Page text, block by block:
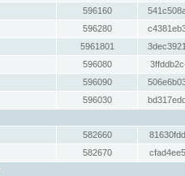
596160
596280
5961801
596080
596090
596030
582660
582670